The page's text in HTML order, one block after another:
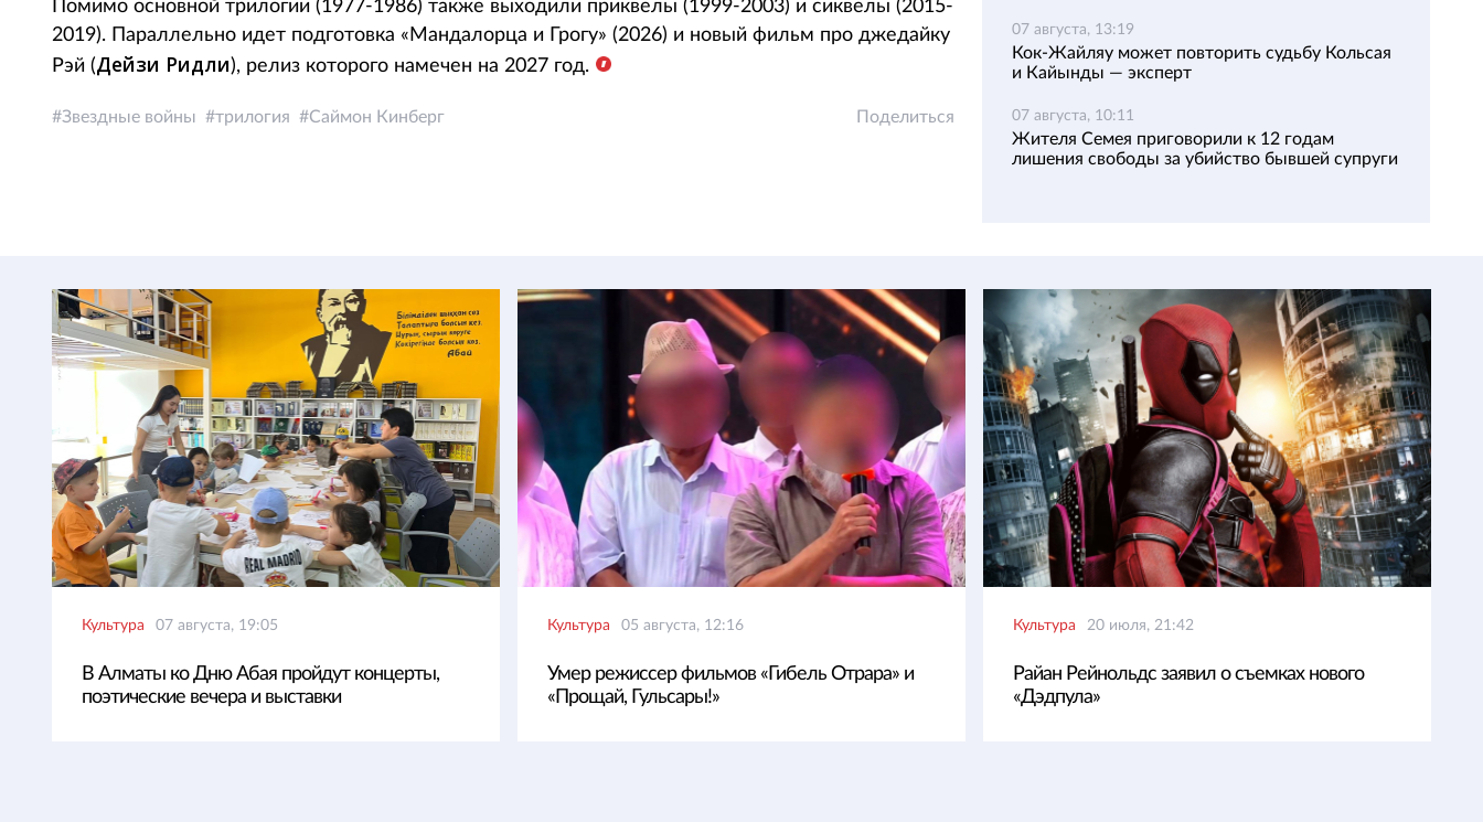
Помимо основной трилогии (1977-1986) также выходили приквелы (1999-2003) и сиквелы (2015-
2019). Параллельно идет подготовка «Мандалорца и Грогу» (2026) и новый фильм про джедайку
Рэй (Дейзи Ридли), релиз которого намечен на 2027 год.
Звездные войны трилогия Саймон Кинберг Поделиться
07 августа, 13:19
Кок-Жайляу может повторить судьбу Кольсая
и Кайынды — эксперт
07 августа, 10:11
Жителя Семея приговорили к 12 годам
лишения свободы за убийство бывшей супруги
Культура 07 августа, 19:05
В Алматы ко Дню Абая пройдут концерты,
поэтические вечера и выставки
Культура 05 августа, 12:16
Умер режиссер фильмов «Гибель Отрара» и
«Прощай, Гульсары!»
Культура 20 июля, 21:42
Райан Рейнольдс заявил о съемках нового
«Дэдпула»